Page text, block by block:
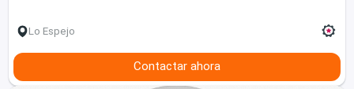
Lo Espejo
Contactar ahora